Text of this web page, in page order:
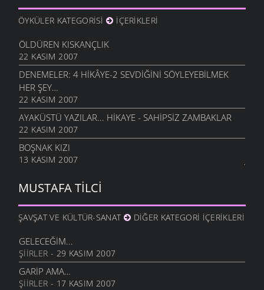
ÖYKÜLER KATEGORISI İÇERIKLERI
ÖLDÜREN KISKANÇLIK
22 KASIM 2007
DENEMELER: 4 HIKÂYE-2 SEVDIĞINI SÖYLEYEBILMEK
HER ŞEY…
22 KASIM 2007
AYAKÜSTÜ YAZILAR... HIKAYE - SAHIPSIZ ZAMBAKLAR
22 KASIM 2007
BOŞNAK KIZI
13 KASIM 2007
MUSTAFA TILCI
ŞAVŞAT VE KÜLTÜR-SANAT DIĞER KATEGORI İÇERIKLERI
GELECEĞIM...
ŞIIRLER - 29 KASIM 2007
GARIP AMA…
ŞIIRLER - 17 KASIM 2007